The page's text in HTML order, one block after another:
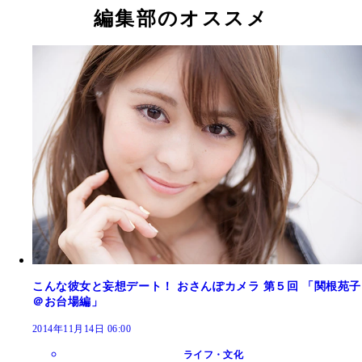
編集部のオススメ
こんな彼女と妄想デート！ おさんぽカメラ 第５回 「関根苑子
＠お台場編」
2014年11月14日 06:00
ライフ・文化